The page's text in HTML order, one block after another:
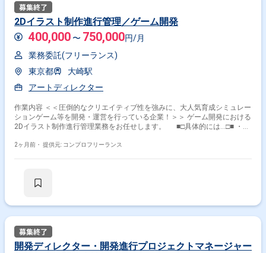
2Dイラスト制作進行管理／ゲーム開発
400,000 〜 750,000円/月
業務委託(フリーランス)
東京都
大崎駅
アートディレクター
作業内容 ＜＜圧倒的なクリエイティブ性を強みに、大人気育成シミュレー
ションゲーム等を開発・運営を行っている企業！＞＞ ゲーム開発における
2Dイラスト制作進行管理業務をお任せします。 ■□具体的には…□■ ・キ
・イラストレーター、アニメーターとの連携 ・納品データチェック ＜
2ヶ月前・ 提供元: コンプロフリーランス
開発ディレクター・開発進行プロジェクトマネージャー